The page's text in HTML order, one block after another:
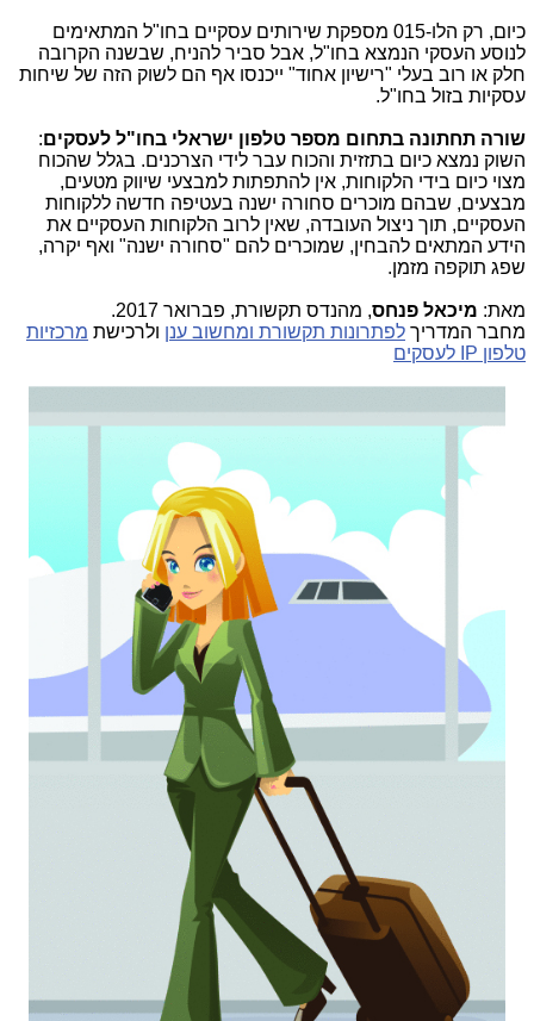
כיום, רק הלו-015 מספקת שירותים עסקיים בחו"ל המתאימים
לנוסע העסקי הנמצא בחו"ל, אבל סביר להניח, שבשנה הקרובה
חלק או רוב בעלי "רישיון אחוד" ייכנסו אף הם לשוק הזה של שיחות
עסקיות בזול בחו"ל.
שורה תחתונה בתחום מספר טלפון ישראלי בחו"ל לעסקים:
השוק נמצא כיום בתזזית והכוח עבר לידי הצרכנים. בגלל שהכוח
מצוי כיום בידי הלקוחות, אין להתפתות למבצעי שיווק מטעים,
מבצעים, שבהם מוכרים סחורה ישנה בעטיפה חדשה ללקוחות
העסקיים, תוך ניצול העובדה, שאין לרוב הלקוחות העסקיים את
הידע המתאים להבחין, שמוכרים להם "סחורה ישנה" ואף יקרה,
שפג תוקפה מזמן.
מאת: מיכאל פנחס, מהנדס תקשורת, פברואר 2017.
מחבר המדריך לפתרונות תקשורת ומחשוב ענן ולרכישת מרכזיות
טלפון IP לעסקים